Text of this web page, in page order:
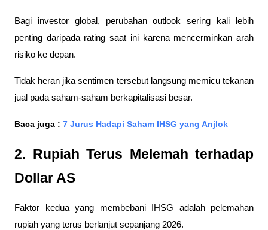
Bagi investor global, perubahan outlook sering kali lebih
penting daripada rating saat ini karena mencerminkan arah
risiko ke depan.
Tidak heran jika sentimen tersebut langsung memicu tekanan
jual pada saham-saham berkapitalisasi besar.
Baca juga : 7 Jurus Hadapi Saham IHSG yang Anjlok
2. Rupiah Terus Melemah terhadap
Dollar AS
Faktor kedua yang membebani IHSG adalah pelemahan
rupiah yang terus berlanjut sepanjang 2026.